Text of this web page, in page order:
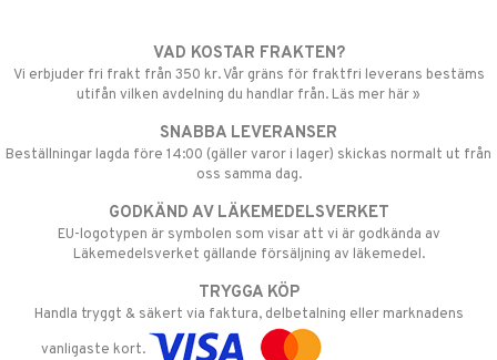
VAD KOSTAR FRAKTEN?
Vi erbjuder fri frakt från 350 kr. Vår gräns för fraktfri leverans bestäms
utifån vilken avdelning du handlar från. Läs mer här »
SNABBA LEVERANSER
Beställningar lagda före 14:00 (gäller varor i lager) skickas normalt ut från
oss samma dag.
GODKÄND AV LÄKEMEDELSVERKET
EU-logotypen är symbolen som visar att vi är godkända av
Läkemedelsverket gällande försäljning av läkemedel.
TRYGGA KÖP
Handla tryggt & säkert via faktura, delbetalning eller marknadens
vanligaste kort.